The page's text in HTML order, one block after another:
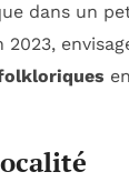
dans un
2023,